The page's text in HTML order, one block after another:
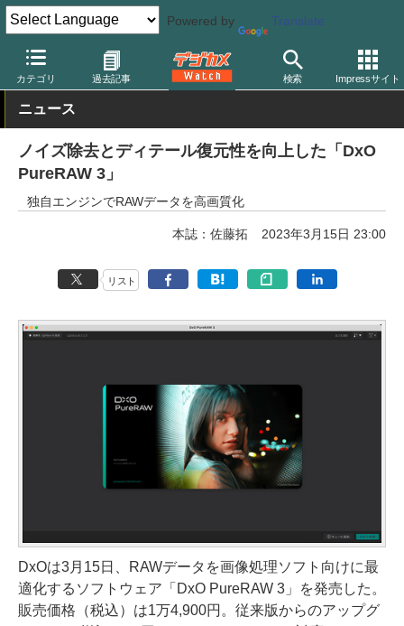
Powered by Translate
カテゴリ 過去記事 検索 Impressサイト
デジカメ Watch PC/モバイル関連 アプリ/ソフトウェア DxO
ニュース
ノイズ除去とディテール復元性を向上した「DxO
PureRAW 3」
独自エンジンでRAWデータを高画質化
本誌：佐藤拓 2023年3月15日 23:00
リスト
DxOは3月15日、RAWデータを画像処理ソフト向けに最
適化するソフトウェア「DxO PureRAW 3」を発売した。
販売価格（税込）は1万4,900円。従来版からのアップグ